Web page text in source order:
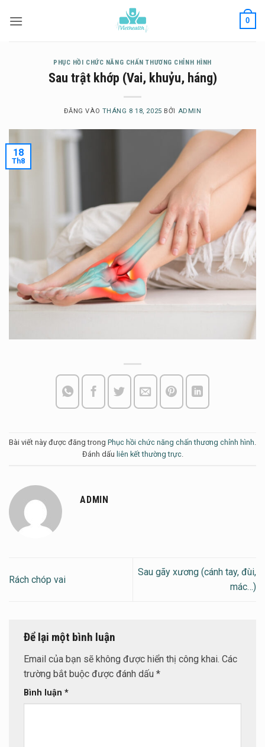
qua
0
PHỤC HỒI CHỨC NĂNG CHẤN THƯƠNG CHỈNH HÌNH
Sau trật khớp (Vai, khuỷu, háng)
ĐĂNG VÀO THÁNG 8 18, 2025 BỞI ADMIN
18
Th8
Bài viết này được đăng trong Phục hồi chức năng chấn thương chỉnh hình.
Đánh dấu liên kết thường trực.
ADMIN
Rách chóp vai
Sau gãy xương (cánh tay, đùi,
mác…)
Để lại một bình luận
Email của bạn sẽ không được hiển thị công khai. Các
trường bắt buộc được đánh dấu *
Bình luận *